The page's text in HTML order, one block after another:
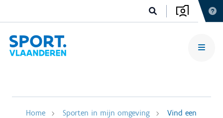
Home Sporten in mijn omgeving
Vind een